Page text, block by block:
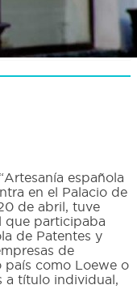
española
en el Palacio de
de abril, tuve
que participaba
de Patentes y
de
país como Loewe o
a título individual,